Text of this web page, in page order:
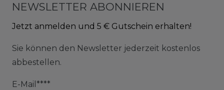
NEWSLETTER ABONNIEREN
Jetzt anmelden und 5 € Gutschein erhalten!
Sie können den Newsletter jederzeit kostenlos
abbestellen.
E-Mail****